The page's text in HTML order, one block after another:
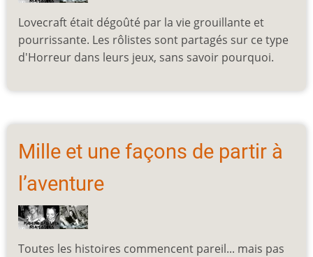
Lovecraft était dégoûté par la vie grouillante et
pourrissante. Les rôlistes sont partagés sur ce type
d'Horreur dans leurs jeux, sans savoir pourquoi.
Mille et une façons de partir à
l’aventure
Toutes les histoires commencent pareil... mais pas